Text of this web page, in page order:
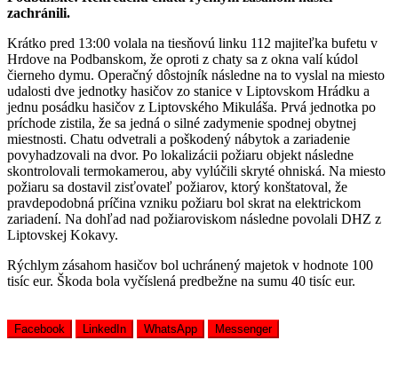
zachránili.
Krátko pred 13:00 volala na tiesňovú linku 112 majiteľka bufetu v
Hrdove na Podbanskom, že oproti z chaty sa z okna valí kúdol
čierneho dymu. Operačný dôstojník následne na to vyslal na miesto
udalosti dve jednotky hasičov zo stanice v Liptovskom Hrádku a
jednu posádku hasičov z Liptovského Mikuláša. Prvá jednotka po
príchode zistila, že sa jedná o silné zadymenie spodnej obytnej
miestnosti. Chatu odvetrali a poškodený nábytok a zariadenie
povyhadzovali na dvor. Po lokalizácii požiaru objekt následne
skontrolovali termokamerou, aby vylúčili skryté ohniská. Na miesto
požiaru sa dostavil zisťovateľ požiarov, ktorý konštatoval, že
pravdepodobná príčina vzniku požiaru bol skrat na elektrickom
zariadení. Na dohľad nad požiaroviskom následne povolali DHZ z
Liptovskej Kokavy.
Rýchlym zásahom hasičov bol uchránený majetok v hodnote 100
tisíc eur. Škoda bola vyčíslená predbežne na sumu 40 tisíc eur.
Facebook LinkedIn WhatsApp Messenger